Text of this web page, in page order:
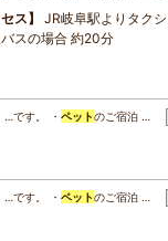
ス
JR岐阜駅よりタク
スの場合 約20分
…です。 ・ ペットのご宿泊 …
…です。 ・ ペットのご宿泊 …